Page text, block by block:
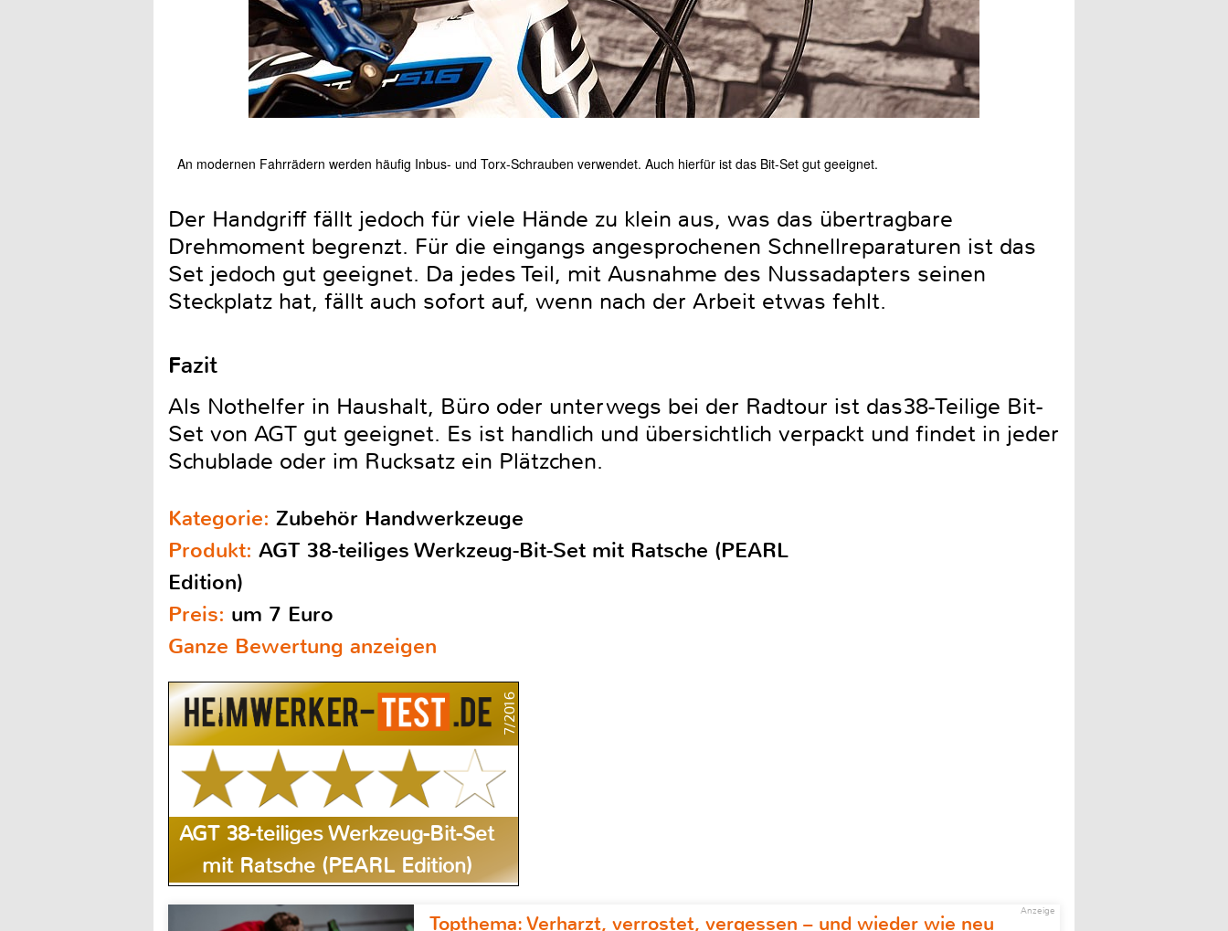
An modernen Fahrrädern werden häufig Inbus- und Torx-Schrauben verwendet. Auch hierfür ist das Bit-Set gut geeignet.
Der Handgriff fällt jedoch für viele Hände zu klein aus, was das übertragbare
Drehmoment begrenzt. Für die eingangs angesprochenen Schnellreparaturen ist das
Set jedoch gut geeignet. Da jedes Teil, mit Ausnahme des Nussadapters seinen
Steckplatz hat, fällt auch sofort auf, wenn nach der Arbeit etwas fehlt.
Fazit
Als Nothelfer in Haushalt, Büro oder unterwegs bei der Radtour ist das38-Teilige Bit-
Set von AGT gut geeignet. Es ist handlich und übersichtlich verpackt und findet in jeder
Schublade oder im Rucksatz ein Plätzchen.
Kategorie: Zubehör Handwerkzeuge
Produkt: AGT 38-teiliges Werkzeug-Bit-Set mit Ratsche (PEARL
Edition)
Preis: um 7 Euro
Ganze Bewertung anzeigen
7/2016
AGT 38-teiliges Werkzeug-Bit-Set
mit Ratsche (PEARL Edition)
Anzeige
Topthema: Verharzt, verrostet, vergessen – und wieder wie neu